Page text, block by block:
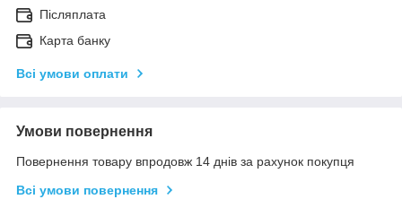
Післяплата
Карта банку
Всі умови оплати
Умови повернення
Повернення товару впродовж 14 днів за рахунок покупця
Всі умови повернення